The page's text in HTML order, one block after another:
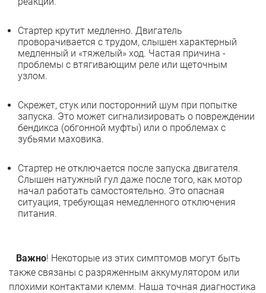
Стартер крутит медленно. Двигатель
проворачивается с трудом, слышен характерный
медленный и «тяжелый» ход. Частая причина -
проблемы с втягивающим реле или щеточным
узлом.
Скрежет, стук или посторонний шум при попытке
запуска. Это может сигнализировать о повреждении
бендикса (обгонной муфты) или о проблемах с
зубьями маховика.
Стартер не отключается после запуска двигателя.
Слышен натужный гул даже после того, как мотор
начал работать самостоятельно. Это опасная
ситуация, требующая немедленного отключения
питания.
Важно! Некоторые из этих симптомов могут быть
также связаны с разряженным аккумулятором или
плохими контактами клемм. Наша точная диагностика